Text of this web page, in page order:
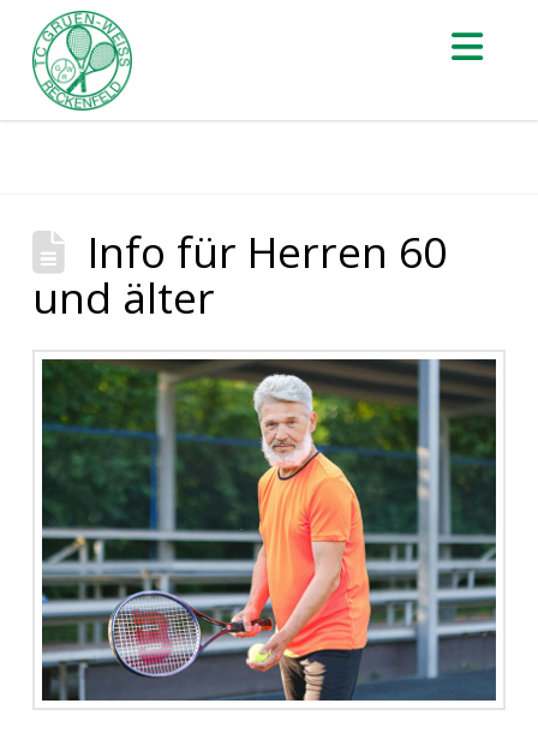
Info für Herren 60
und älter